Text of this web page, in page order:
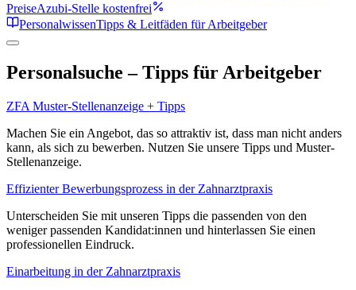
PreiseAzubi-Stelle kostenfrei
PersonalwissenTipps & Leitfäden für Arbeitgeber
Personalsuche – Tipps für Arbeitgeber
ZFA Muster-Stellenanzeige + Tipps
Machen Sie ein Angebot, das so attraktiv ist, dass man nicht anders
kann, als sich zu bewerben. Nutzen Sie unsere Tipps und Muster-
Stellenanzeige.
Effizienter Bewerbungsprozess in der Zahnarztpraxis
Unterscheiden Sie mit unseren Tipps die passenden von den
weniger passenden Kandidat:innen und hinterlassen Sie einen
professionellen Eindruck.
Einarbeitung in der Zahnarztpraxis